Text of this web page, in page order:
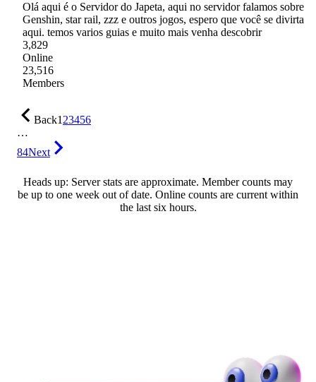
Olá aqui é o Servidor do Japeta, aqui no servidor falamos sobre
Genshin, star rail, zzz e outros jogos, espero que você se divirta
aqui. temos varios guias e muito mais venha descobrir
3,829
Online
23,516
Members
Back123456
…
84Next
Heads up: Server stats are approximate. Member counts may
be up to one week out of date. Online counts are current within
the last six hours.